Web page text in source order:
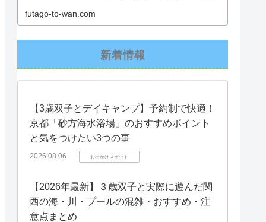
#イラスト日記
futago-to-wan.com
新着情報
【3歳双子とデイキャンプ】予約制で快適！
京都「砂方海水浴場」のおすすめポイント
と気をつけたい3つの事
2026.08.06 お出かけスポット
【2026年最新】３歳双子と実際に遊んだ関
西の海・川・プールの混雑・おすすめ・注
意点まとめ